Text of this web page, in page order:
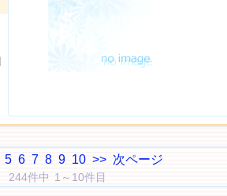
5 6 7 8 9 10 >> 次ページ
244件中 1～10件目